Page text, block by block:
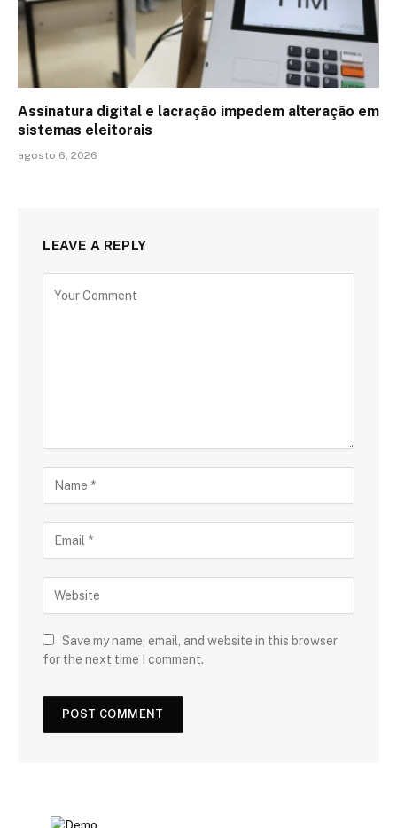
Assinatura digital e lacração impedem alteração em
sistemas eleitorais
agosto 6, 2026
LEAVE A REPLY
Save my name, email, and website in this browser
for the next time I comment.